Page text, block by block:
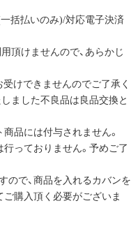
括払いのみ)/対応電子決済
頂けませんので、あらかじ
けできませんのでご了承く
ました不良品は良品交換と
品には付与されません。
っておりません。予めご了
で、商品を入れるカバンを
ご購入頂く必要がございま